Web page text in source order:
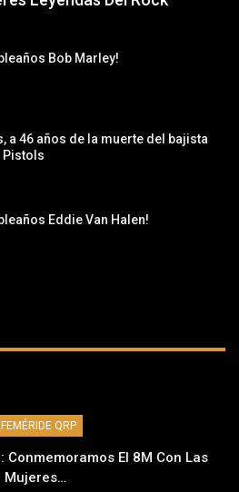
Bob Marley!
a 46 años de la muerte del bajista
Pistols
Eddie Van Halen!
QRP
Conmemoramos El 8M Con Las
Mujeres…